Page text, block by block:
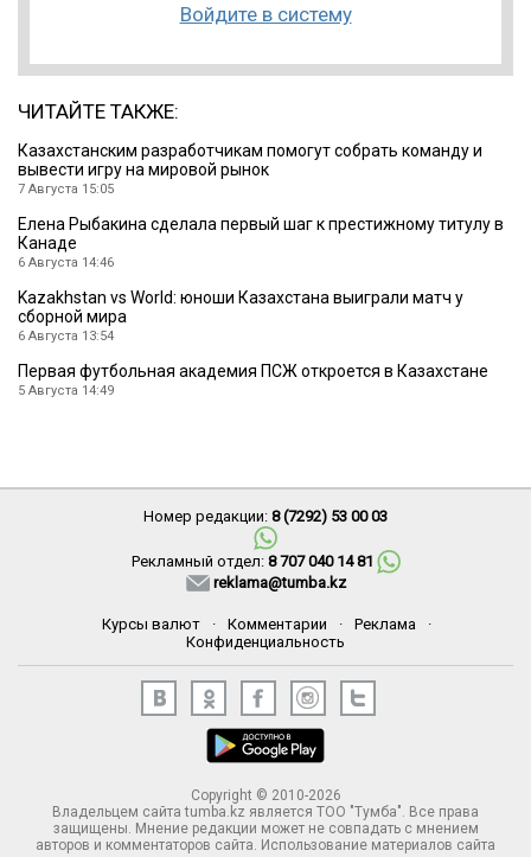
Войдите в систему
ЧИТАЙТЕ ТАКЖЕ:
Казахстанским разработчикам помогут собрать команду и
вывести игру на мировой рынок
7 Августа 15:05
Елена Рыбакина сделала первый шаг к престижному титулу в
Канаде
6 Августа 14:46
Kazakhstan vs World: юноши Казахстана выиграли матч у
сборной мира
6 Августа 13:54
Первая футбольная академия ПСЖ откроется в Казахстане
5 Августа 14:49
Номер редакции: 8 (7292) 53 00 03
Рекламный отдел: 8 707 040 14 81
reklama@tumba.kz
Курсы валют · Комментарии · Реклама
·
Конфиденциальность
Copyright © 2010-2026
Владельцем сайта tumba.kz является ТОО "Тумба". Все права
защищены. Мнение редакции может не совпадать с мнением
авторов и комментаторов сайта. Использование материалов сайта